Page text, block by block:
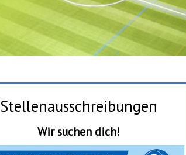
Stellenausschreibungen
Wir suchen dich!